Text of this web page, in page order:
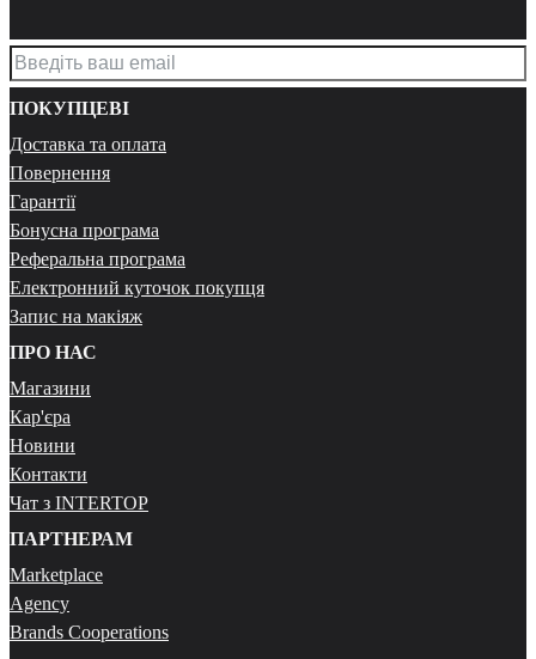
ПОКУПЦЕВІ
Доставка та оплата
Повернення
Гарантії
Бонусна програма
Реферальна програма
Електронний куточок покупця
Запис на макіяж
ПРО НАС
Магазини
Кар'єра
Новини
Контакти
Чат з INTERTOP
ПАРТНЕРАМ
Marketplace
Agency
Brands Cooperations